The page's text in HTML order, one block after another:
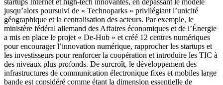
startups Internet et high-tech innovantes, en dépassant le modèle
jusqu’alors poursuivi de « Technoparks » privilégiant l’unicité
géographique et la centralisation des acteurs. Par exemple, le
ministère fédéral allemand des Affaires économiques et de l’Énergie
a mis en place le projet « De-Hub » et créé 12 centres numériques
pour encourager l’innovation numérique, rapprocher les startups et
les investisseurs pour renforcer la coopération et introduire les TIC à
des niveaux plus profonds. De surcroît, le développement des
infrastructures de communication électronique fixes et mobiles large
bande est considéré comme étant la dimension essentielle de